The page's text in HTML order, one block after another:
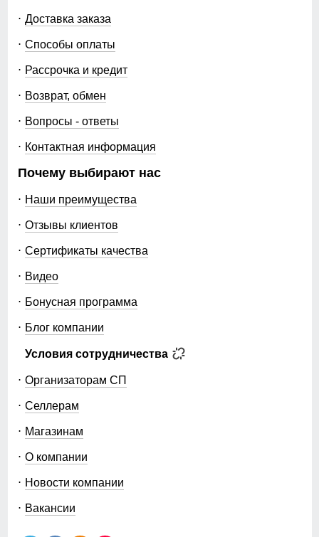
Доставка заказа
Способы оплаты
Рассрочка и кредит
Возврат, обмен
Вопросы - ответы
Контактная информация
Почему выбирают нас
Наши преимущества
Отзывы клиентов
Сертификаты качества
Видео
Бонусная программа
Блог компании
Условия сотрудничества
Организаторам СП
Селлерам
Магазинам
О компании
Новости компании
Вакансии